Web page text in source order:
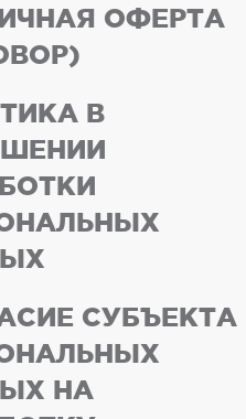
ОФЕРТА
В
СУБЪЕКТА
НА